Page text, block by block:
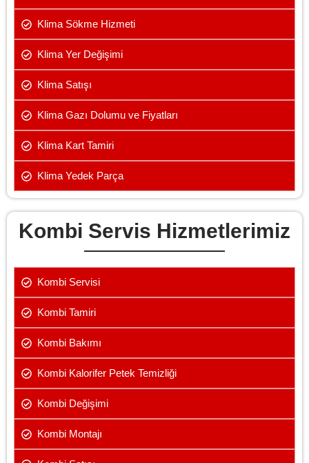
Klima Sökme Hizmeti
Klima Yer Değişimi
Klima Satışı
Klima Gazı Dolumu ve Fiyatları
Klima Kart Tamiri
Klima Yedek Parça
Kombi Servis Hizmetlerimiz
Kombi Servisi
Kombi Tamiri
Kombi Bakımı
Kombi Kalorifer Petek Temizliği
Kombi Değişimi
Kombi Montajı